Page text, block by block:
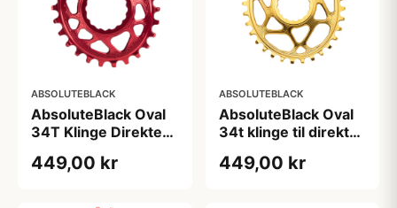
ABSOLUTEBLACK
AbsoluteBlack Oval
34T Klinge Direkte
(Raceface) Rød 3
449,00 kr
ABSOLUTEBLACK
AbsoluteBlack Oval
34t klinge til direkte
(Raceface) Guld 3
449,00 kr